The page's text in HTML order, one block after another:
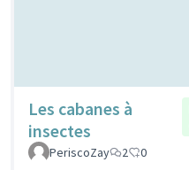
Les cabanes à
insectes
PeriscoZay
2 0